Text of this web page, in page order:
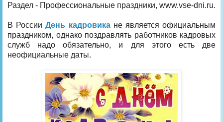
Раздел - Профессиональные праздники, www.vse-dni.ru.
В РоссииДень кадровикане является официальным
праздником, однако поздравлять работников кадровых
служб надо обязательно, и для этого есть две
неофициальные даты.